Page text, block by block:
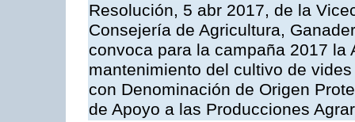
Resolución, 5 abr 2017, de la
Consejería de Agricultura,
convoca para la campaña 2017
mantenimiento del cultivo de
con Denominación de Origen
de Apoyo a las Producciones